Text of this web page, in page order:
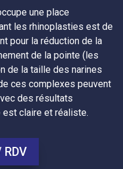
une place
les rhinoplasties est de
pour la réduction de la
de la pointe (les
de la taille des narines
ces complexes peuvent
des résultats
claire et réaliste.